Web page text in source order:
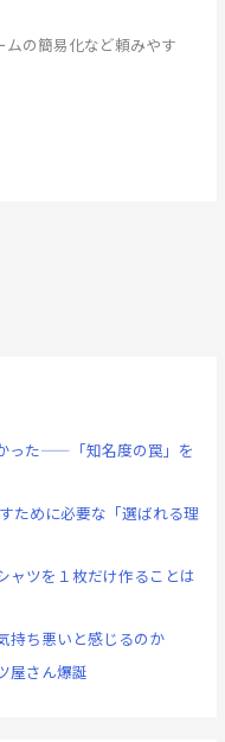
の簡易化など頼みやす
った——「知名度の罠」を
ために必要な「選ばれる理
ャツを１枚だけ作ることは
持ち悪いと感じるのか
屋さん爆誕